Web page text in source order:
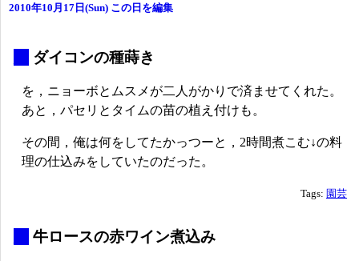
2010年10月17日(Sun) この日を編集
ダイコンの種蒔き
を，ニョーボとムスメが二人がかりで済ませてくれた。
あと，パセリとタイムの苗の植え付けも。
その間，俺は何をしてたかっつーと，2時間煮こむ↓の料
理の仕込みをしていたのだった。
Tags: 園芸
牛ロースの赤ワイン煮込み